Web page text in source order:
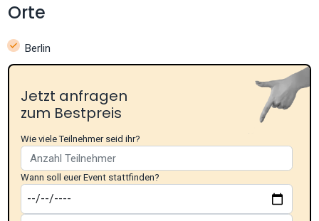
Orte
Berlin
Jetzt anfragen
zum Bestpreis
Wie viele Teilnehmer seid ihr?
Wann soll euer Event stattfinden?